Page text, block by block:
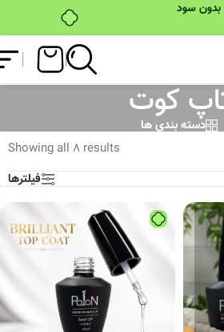
سود
کوت
دسته بندی ها
Showing all 8 results
فیلترها